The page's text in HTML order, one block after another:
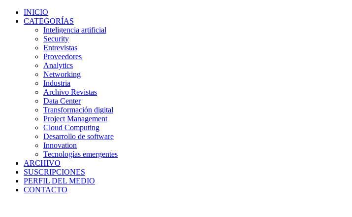
INICIO
CATEGORÍAS
Inteligencia artificial
Security
Entrevistas
Proveedores
Analytics
Networking
Industria
Archivo Revistas
Data Center
Transformación digital
Project Management
Cloud Computing
Desarrollo de software
Innovation
Tecnologías emergentes
ARCHIVO
SUSCRIPCIONES
PERFIL DEL MEDIO
CONTACTO